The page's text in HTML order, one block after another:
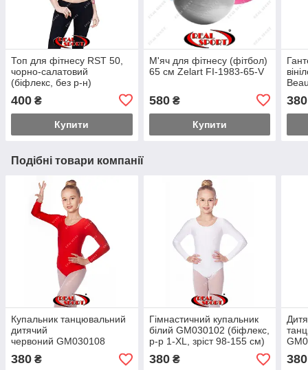
Топ для фітнесу RST 50,
чорно-салатовий
(біфлекс, без р-н)
400 ₴
Купити
М'яч для фітнесу (фітбол)
65 см Zelart FI-1983-65-V
580₴
Купити
380
Подібні товари компанії
Купальник танцювальний
дитячий
червоний GM030108
(біфлекс, р-р 1-XL, зріст
98-155 см)
380 ₴
Гімнастичний купальник
білий GM030102 (біфлекс,
р-р 1-XL, зріст 98-155 см)
380₴
1-
380